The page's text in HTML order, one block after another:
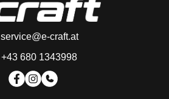
service@e-craft.at
+43 680 1343998